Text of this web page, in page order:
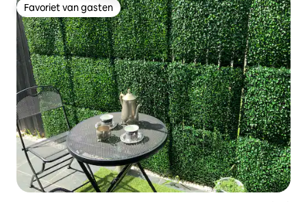
Favoriet van gasten
Favoriet van gasten